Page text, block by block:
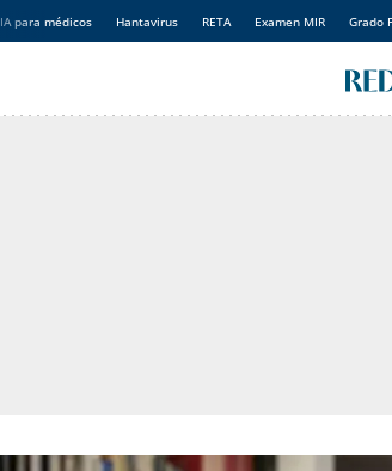
IA para médicos Hantavirus RETA Examen MIR Grado